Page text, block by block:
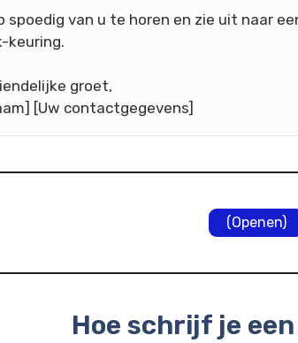
spoedig van u te horen en zie uit naar
keuring.
groet,
[Uw contactgegevens]
(Openen)
Hoe schrijf je